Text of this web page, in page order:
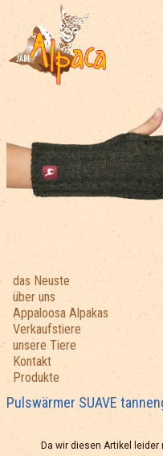
das Neuste
über uns
Appaloosa Alpakas
Verkaufstiere
unsere Tiere
Kontakt
Produkte
Pulswärmer SUAVE
Da wir diesen Artikel